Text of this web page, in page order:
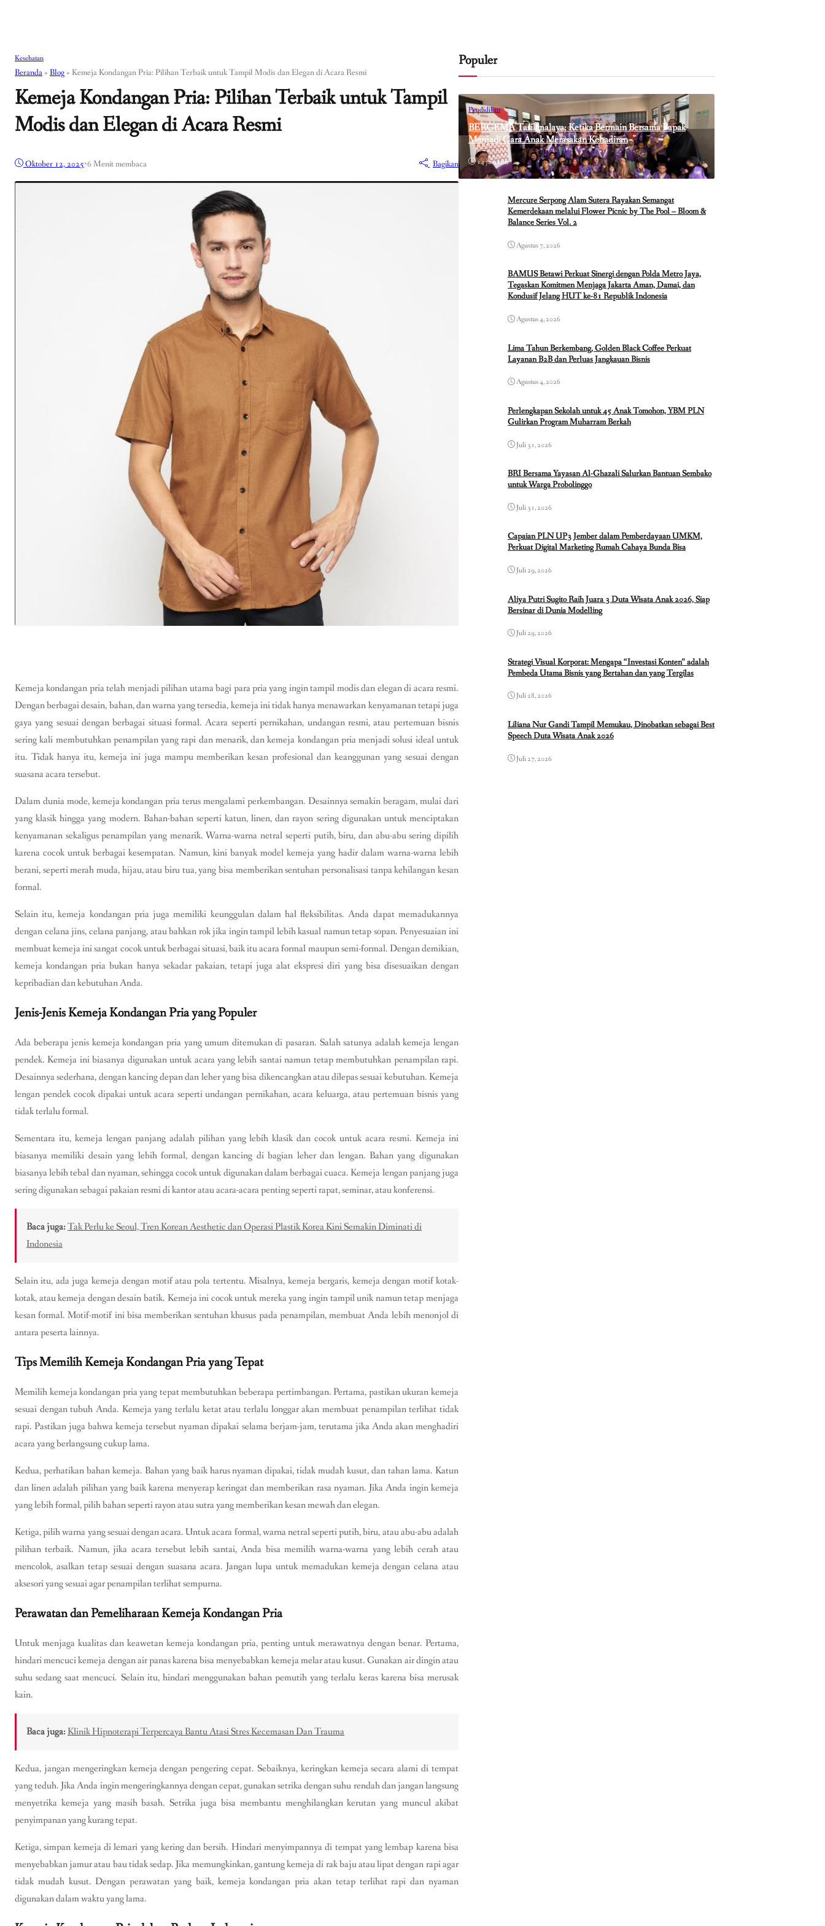
Kesehatan
Beranda » Blog » Kemeja Kondangan Pria: Pilihan Terbaik untuk Tampil Modis dan Elegan di Acara Resmi
Kemeja Kondangan Pria: Pilihan Terbaik untuk Tampil
Modis dan Elegan di Acara Resmi
Oktober 12, 2025•6 Menit membaca Bagikan
Kemeja kondangan pria telah menjadi pilihan utama bagi para pria yang ingin tampil modis dan elegan di acara resmi.
Dengan berbagai desain, bahan, dan warna yang tersedia, kemeja ini tidak hanya menawarkan kenyamanan tetapi juga
gaya yang sesuai dengan berbagai situasi formal. Acara seperti pernikahan, undangan resmi, atau pertemuan bisnis
sering kali membutuhkan penampilan yang rapi dan menarik, dan kemeja kondangan pria menjadi solusi ideal untuk
itu. Tidak hanya itu, kemeja ini juga mampu memberikan kesan profesional dan keanggunan yang sesuai dengan
suasana acara tersebut.
Dalam dunia mode, kemeja kondangan pria terus mengalami perkembangan. Desainnya semakin beragam, mulai dari
yang klasik hingga yang modern. Bahan-bahan seperti katun, linen, dan rayon sering digunakan untuk menciptakan
kenyamanan sekaligus penampilan yang menarik. Warna-warna netral seperti putih, biru, dan abu-abu sering dipilih
karena cocok untuk berbagai kesempatan. Namun, kini banyak model kemeja yang hadir dalam warna-warna lebih
berani, seperti merah muda, hijau, atau biru tua, yang bisa memberikan sentuhan personalisasi tanpa kehilangan kesan
formal.
Selain itu, kemeja kondangan pria juga memiliki keunggulan dalam hal fleksibilitas. Anda dapat memadukannya
dengan celana jins, celana panjang, atau bahkan rok jika ingin tampil lebih kasual namun tetap sopan. Penyesuaian ini
membuat kemeja ini sangat cocok untuk berbagai situasi, baik itu acara formal maupun semi-formal. Dengan demikian,
kemeja kondangan pria bukan hanya sekadar pakaian, tetapi juga alat ekspresi diri yang bisa disesuaikan dengan
kepribadian dan kebutuhan Anda.
Jenis-Jenis Kemeja Kondangan Pria yang Populer
Ada beberapa jenis kemeja kondangan pria yang umum ditemukan di pasaran. Salah satunya adalah kemeja lengan
pendek. Kemeja ini biasanya digunakan untuk acara yang lebih santai namun tetap membutuhkan penampilan rapi.
Desainnya sederhana, dengan kancing depan dan leher yang bisa dikencangkan atau dilepas sesuai kebutuhan. Kemeja
lengan pendek cocok dipakai untuk acara seperti undangan pernikahan, acara keluarga, atau pertemuan bisnis yang
tidak terlalu formal.
Sementara itu, kemeja lengan panjang adalah pilihan yang lebih klasik dan cocok untuk acara resmi. Kemeja ini
biasanya memiliki desain yang lebih formal, dengan kancing di bagian leher dan lengan. Bahan yang digunakan
biasanya lebih tebal dan nyaman, sehingga cocok untuk digunakan dalam berbagai cuaca. Kemeja lengan panjang juga
sering digunakan sebagai pakaian resmi di kantor atau acara-acara penting seperti rapat, seminar, atau konferensi.
Baca juga:Tak Perlu ke Seoul, Tren Korean Aesthetic dan Operasi Plastik Korea Kini Semakin Diminati di
Indonesia
Selain itu, ada juga kemeja dengan motif atau pola tertentu. Misalnya, kemeja bergaris, kemeja dengan motif kotak-
kotak, atau kemeja dengan desain batik. Kemeja ini cocok untuk mereka yang ingin tampil unik namun tetap menjaga
kesan formal. Motif-motif ini bisa memberikan sentuhan khusus pada penampilan, membuat Anda lebih menonjol di
antara peserta lainnya.
Tips Memilih Kemeja Kondangan Pria yang Tepat
Memilih kemeja kondangan pria yang tepat membutuhkan beberapa pertimbangan. Pertama, pastikan ukuran kemeja
sesuai dengan tubuh Anda. Kemeja yang terlalu ketat atau terlalu longgar akan membuat penampilan terlihat tidak
rapi. Pastikan juga bahwa kemeja tersebut nyaman dipakai selama berjam-jam, terutama jika Anda akan menghadiri
acara yang berlangsung cukup lama.
Kedua, perhatikan bahan kemeja. Bahan yang baik harus nyaman dipakai, tidak mudah kusut, dan tahan lama. Katun
dan linen adalah pilihan yang baik karena menyerap keringat dan memberikan rasa nyaman. Jika Anda ingin kemeja
yang lebih formal, pilih bahan seperti rayon atau sutra yang memberikan kesan mewah dan elegan.
Ketiga, pilih warna yang sesuai dengan acara. Untuk acara formal, warna netral seperti putih, biru, atau abu-abu adalah
pilihan terbaik. Namun, jika acara tersebut lebih santai, Anda bisa memilih warna-warna yang lebih cerah atau
mencolok, asalkan tetap sesuai dengan suasana acara. Jangan lupa untuk memadukan kemeja dengan celana atau
aksesori yang sesuai agar penampilan terlihat sempurna.
Perawatan dan Pemeliharaan Kemeja Kondangan Pria
Untuk menjaga kualitas dan keawetan kemeja kondangan pria, penting untuk merawatnya dengan benar. Pertama,
hindari mencuci kemeja dengan air panas karena bisa menyebabkan kemeja melar atau kusut. Gunakan air dingin atau
suhu sedang saat mencuci. Selain itu, hindari menggunakan bahan pemutih yang terlalu keras karena bisa merusak
kain.
Baca juga:Klinik Hipnoterapi Terpercaya Bantu Atasi Stres Kecemasan Dan Trauma
Kedua, jangan mengeringkan kemeja dengan pengering cepat. Sebaiknya, keringkan kemeja secara alami di tempat
yang teduh. Jika Anda ingin mengeringkannya dengan cepat, gunakan setrika dengan suhu rendah dan jangan langsung
menyetrika kemeja yang masih basah. Setrika juga bisa membantu menghilangkan kerutan yang muncul akibat
penyimpanan yang kurang tepat.
Ketiga, simpan kemeja di lemari yang kering dan bersih. Hindari menyimpannya di tempat yang lembap karena bisa
menyebabkan jamur atau bau tidak sedap. Jika memungkinkan, gantung kemeja di rak baju atau lipat dengan rapi agar
tidak mudah kusut. Dengan perawatan yang baik, kemeja kondangan pria akan tetap terlihat rapi dan nyaman
digunakan dalam waktu yang lama.
Populer
Pendidikan
BERGEMA Tasikmalaya: Ketika Bermain Bersama Bapak
Menjadi Cara Anak Merasakan Kehadiran
14 jam lalu
Mercure Serpong Alam Sutera Rayakan Semangat
Kemerdekaan melalui Flower Picnic by The Pool – Bloom &
Balance Series Vol. 2
Agustus 7, 2026
BAMUS Betawi Perkuat Sinergi dengan Polda Metro Jaya,
Tegaskan Komitmen Menjaga Jakarta Aman, Damai, dan
Kondusif Jelang HUT ke-81 Republik Indonesia
Agustus 4, 2026
Lima Tahun Berkembang, Golden Black Coffee Perkuat
Layanan B2B dan Perluas Jangkauan Bisnis
Agustus 4, 2026
Perlengkapan Sekolah untuk 45 Anak Tomohon, YBM PLN
Gulirkan Program Muharram Berkah
Juli 31, 2026
BRI Bersama Yayasan Al-Ghazali Salurkan Bantuan Sembako
untuk Warga Probolinggo
Juli 31, 2026
Capaian PLN UP3 Jember dalam Pemberdayaan UMKM,
Perkuat Digital Marketing Rumah Cahaya Bunda Bisa
Juli 29, 2026
Aliya Putri Sugito Raih Juara 3 Duta Wisata Anak 2026, Siap
Bersinar di Dunia Modelling
Juli 29, 2026
Strategi Visual Korporat: Mengapa “Investasi Konten” adalah
Pembeda Utama Bisnis yang Bertahan dan yang Tergilas
Juli 28, 2026
Liliana Nur Gandi Tampil Memukau, Dinobatkan sebagai Best
Speech Duta Wisata Anak 2026
Juli 27, 2026